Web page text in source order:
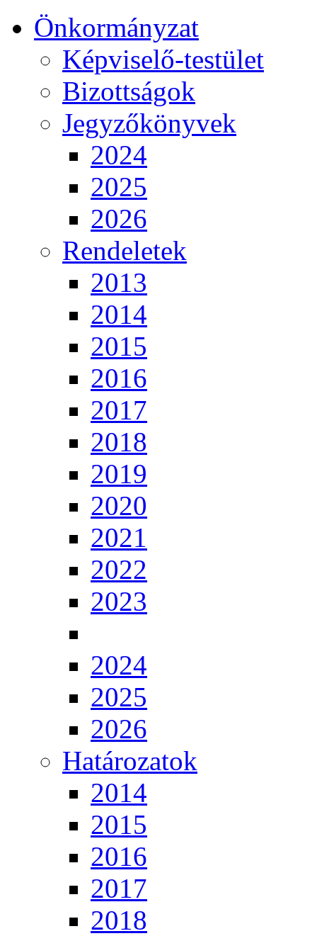
Önkormányzat
Képviselő-testület
Bizottságok
Jegyzőkönyvek
2024
2025
2026
Rendeletek
2013
2014
2015
2016
2017
2018
2019
2020
2021
2022
2023
2024
2025
2026
Határozatok
2014
2015
2016
2017
2018